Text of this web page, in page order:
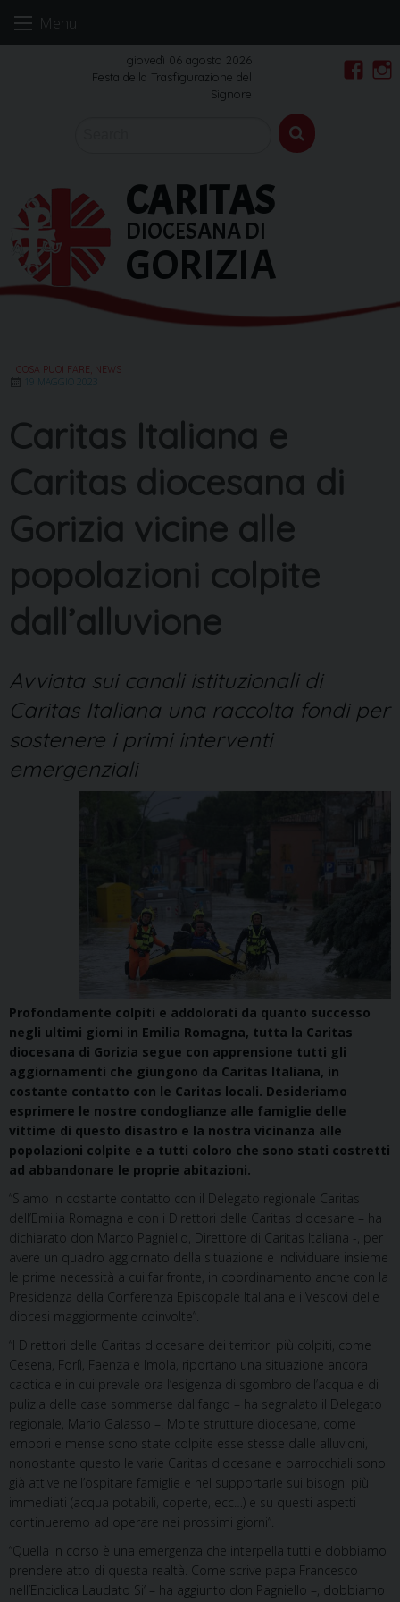
Menu
giovedì 06 agosto 2026
Festa della Trasfigurazione del
Signore
CARITAS
DIOCESANA DI
GORIZIA
COSA PUOI FARE NEWS
19 MAGGIO 2023
Caritas Italiana e
Caritas diocesana di
Gorizia vicine alle
popolazioni colpite
dall’alluvione
Avviata sui canali istituzionali di
Caritas Italiana una raccolta fondi per
sostenere i primi interventi
emergenziali
Profondamente colpiti e addolorati da quanto successo
negli ultimi giorni in Emilia Romagna, tutta la Caritas
diocesana di Gorizia segue con apprensione tutti gli
aggiornamenti che giungono da Caritas Italiana, in
costante contatto con le Caritas locali. Desideriamo
esprimere le nostre condoglianze alle famiglie delle
vittime di questo disastro e la nostra vicinanza alle
popolazioni colpite e a tutti coloro che sono stati costretti
ad abbandonare le proprie abitazioni.
“Siamo in costante contatto con il Delegato regionale Caritas
dell’Emilia Romagna e con i Direttori delle Caritas diocesane – ha
dichiarato don Marco Pagniello, Direttore di Caritas Italiana -, per
avere un quadro aggiornato della situazione e individuare insieme
le prime necessità a cui far fronte, in coordinamento anche con la
Presidenza della Conferenza Episcopale Italiana e i Vescovi delle
diocesi maggiormente coinvolte”.
“I Direttori delle Caritas diocesane dei territori più colpiti, come
Cesena, Forlì, Faenza e Imola, riportano una situazione ancora
caotica e in cui prevale ora l’esigenza di sgombro dell’acqua e di
pulizia delle case sommerse dal fango – ha segnalato il Delegato
regionale, Mario Galasso –. Molte strutture diocesane, come
empori e mense sono state colpite esse stesse dalle alluvioni,
nonostante questo le varie Caritas diocesane e parrocchiali sono
già attive nell’ospitare famiglie e nel supportarle sui bisogni più
immediati (acqua potabili, coperte, ecc…) e su questi aspetti
continueremo ad operare nei prossimi giorni”.
“Quella in corso è una emergenza che interpella tutti e dobbiamo
prendere atto di questa realtà. Come scrive papa Francesco
nell’Enciclica Laudato Si’ – ha aggiunto don Pagniello –, dobbiamo